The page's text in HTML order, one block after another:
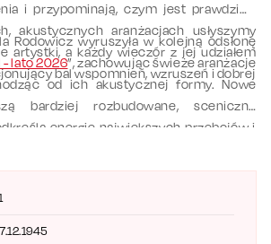
i przypominają, czym jest prawdziwa
akustycznych aranżacjach usłyszymy
artystki, a każdy wieczór z jej udziałem
bal wspomnień, wzruszeń i dobrej
Rodowicz wyruszyła w kolejną odsłonę
- lato 2026”, zachowując świeże aranżacje
od ich akustycznej formy. Nowe
bardziej rozbudowane, sceniczne
energię największych przebojów i